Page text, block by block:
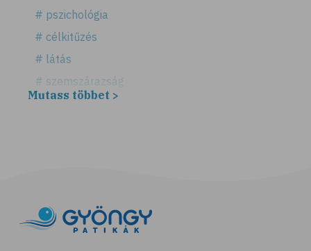
# pszichológia
# célkitűzés
# látás
# szemszárazság
# játék
# intelligencia
# lelki egyensúly
Mutass többet >